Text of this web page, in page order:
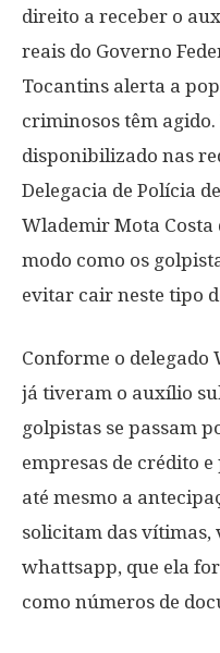
direito a receber o
reais do Governo
Tocantins alerta a
criminosos têm
disponibilizado nas
Delegacia de Polícia
Wlademir Mota Costa
modo como os
evitar cair neste tipo
Conforme o
já tiveram o auxílio
golpistas se passam
empresas de crédito
até mesmo a
solicitam das vítimas,
whattsapp, que ela
como números de